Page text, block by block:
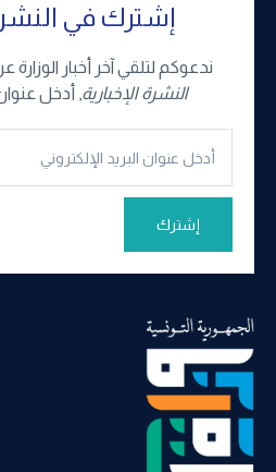
إشترك في
ندعوكم لتلقي آخر أخبار
النشرة الإخبارية, أدخل
إشترك